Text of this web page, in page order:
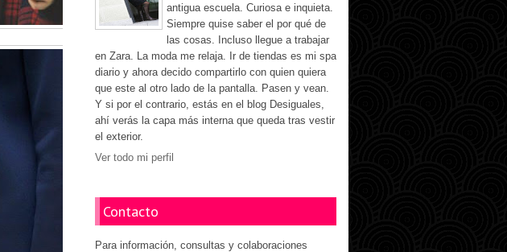
antigua escuela. Curiosa e inquieta.
Siempre quise saber el por qué de
las cosas. Incluso llegue a trabajar
en Zara. La moda me relaja. Ir de tiendas es mi spa
diario y ahora decido compartirlo con quien quiera
que este al otro lado de la pantalla. Pasen y vean.
Y si por el contrario, estás en el blog Desiguales,
ahí verás la capa más interna que queda tras vestir
el exterior.
Ver todo mi perfil
Contacto
Para información, consultas y colaboraciones